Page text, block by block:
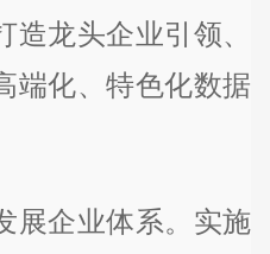
龙头企业引领、
端化、特色化数据
展企业体系。实施